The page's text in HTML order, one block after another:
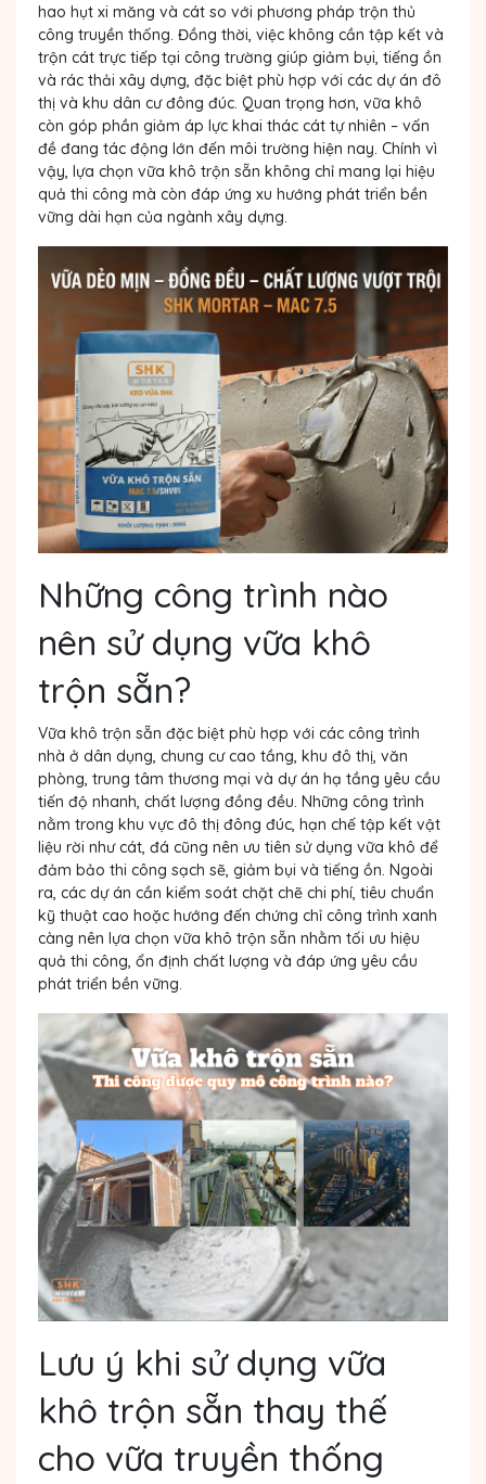
hao hụt xi măng và cát so với phương pháp trộn thủ
công truyền thống. Đồng thời, việc không cần tập kết và
trộn cát trực tiếp tại công trường giúp giảm bụi, tiếng ồn
và rác thải xây dựng, đặc biệt phù hợp với các dự án đô
thị và khu dân cư đông đúc. Quan trọng hơn, vữa khô
còn góp phần giảm áp lực khai thác cát tự nhiên – vấn
đề đang tác động lớn đến môi trường hiện nay. Chính vì
vậy, lựa chọn vữa khô trộn sẵn không chỉ mang lại hiệu
quả thi công mà còn đáp ứng xu hướng phát triển bền
vững dài hạn của ngành xây dựng.
Những công trình nào
nên sử dụng vữa khô
trộn sẵn?
Vữa khô trộn sẵn đặc biệt phù hợp với các công trình
nhà ở dân dụng, chung cư cao tầng, khu đô thị, văn
phòng, trung tâm thương mại và dự án hạ tầng yêu cầu
tiến độ nhanh, chất lượng đồng đều. Những công trình
nằm trong khu vực đô thị đông đúc, hạn chế tập kết vật
liệu rời như cát, đá cũng nên ưu tiên sử dụng vữa khô để
đảm bảo thi công sạch sẽ, giảm bụi và tiếng ồn. Ngoài
ra, các dự án cần kiểm soát chặt chẽ chi phí, tiêu chuẩn
kỹ thuật cao hoặc hướng đến chứng chỉ công trình xanh
càng nên lựa chọn vữa khô trộn sẵn nhằm tối ưu hiệu
quả thi công, ổn định chất lượng và đáp ứng yêu cầu
phát triển bền vững.
Lưu ý khi sử dụng vữa
khô trộn sẵn thay thế
cho vữa truyền thống